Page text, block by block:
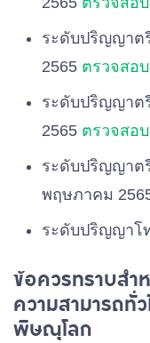
ระดับปริญญาต
2565 ตรวจสอ
ระดับปริญญาต
2565 ตรวจสอ
ระดับปริญญาต
พฤษภาคม
ระดับปริญญาโ
ข้อควรทราบส
ความสามารถ
พิษณุโลก